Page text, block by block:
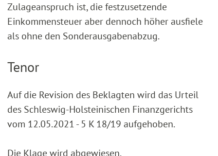
Zulageanspruch ist, die festzusetzende
Einkommensteuer aber dennoch höher ausfiele
als ohne den Sonderausgabenabzug.
Tenor
Auf die Revision des Beklagten wird das Urteil
des Schleswig-Holsteinischen Finanzgerichts
vom 12.05.2021 - 5 K 18/19 aufgehoben.
Die Klage wird abgewiesen.